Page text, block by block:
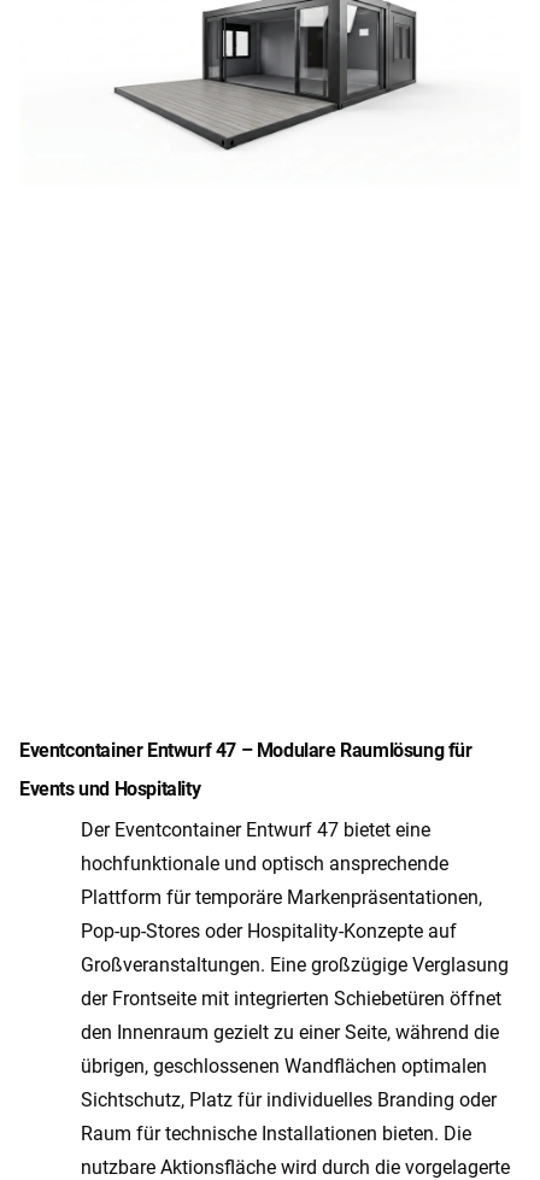
Eventcontainer Entwurf 47 – Modulare Raumlösung für
Events und Hospitality
Der Eventcontainer Entwurf 47 bietet eine
hochfunktionale und optisch ansprechende
Plattform für temporäre Markenpräsentationen,
Pop-up-Stores oder Hospitality-Konzepte auf
Großveranstaltungen. Eine großzügige Verglasung
der Frontseite mit integrierten Schiebetüren öffnet
den Innenraum gezielt zu einer Seite, während die
übrigen, geschlossenen Wandflächen optimalen
Sichtschutz, Platz für individuelles Branding oder
Raum für technische Installationen bieten. Die
nutzbare Aktionsfläche wird durch die vorgelagerte